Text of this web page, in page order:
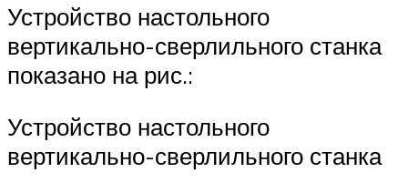
Устройство настольного
вертикально-сверлильного станка
показано на рис.:
Устройство настольного
вертикально-сверлильного станка